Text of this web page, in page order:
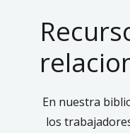
En nuestra
los